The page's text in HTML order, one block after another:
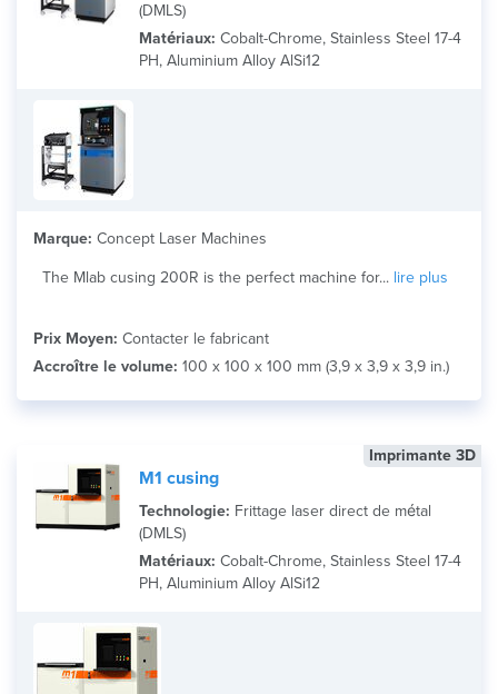
(DMLS)
Matériaux: Cobalt-Chrome, Stainless Steel 17-4
PH, Aluminium Alloy AlSi12
Marque: Concept Laser Machines
The Mlab cusing 200R is the perfect machine for... lire plus
Prix Moyen: Contacter le fabricant
Accroître le volume: 100 x 100 x 100 mm (3,9 x 3,9 x 3,9 in.)
Imprimante 3D
M1 cusing
Technologie: Frittage laser direct de métal
(DMLS)
Matériaux: Cobalt-Chrome, Stainless Steel 17-4
PH, Aluminium Alloy AlSi12